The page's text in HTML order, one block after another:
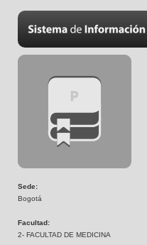
Sede:
Bogotá
Facultad:
2- FACULTAD DE MEDICINA